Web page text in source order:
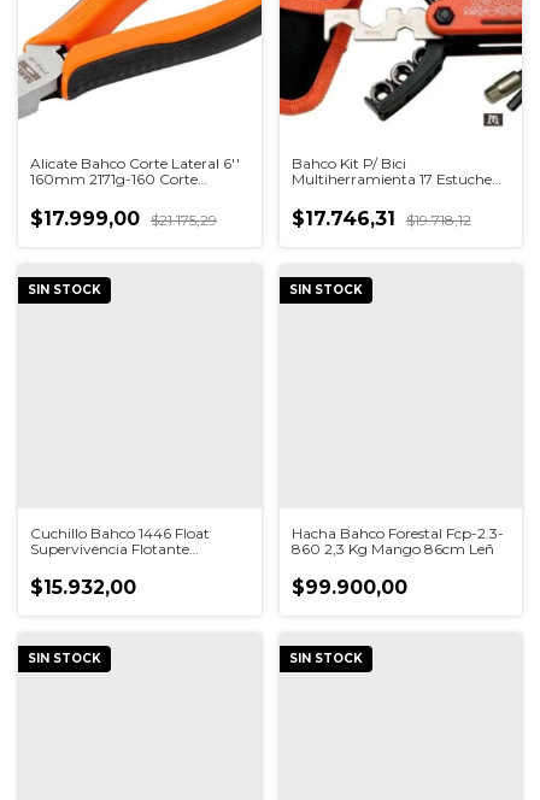
Alicate Bahco Corte Lateral 6''
160mm 2171g-160 Corte
$17.999,00 $21.175,29
Bahco Kit P/ Bici
Multiherramienta 17 Estuche
$17.746,31 $19.718,12
SIN STOCK
Cuchillo Bahco 1446 Float
Supervivencia Flotante
$15.932,00
SIN STOCK
Hacha Bahco Forestal Fcp-2.3-
860 2,3 Kg Mango 86cm Leñ
$99.900,00
SIN STOCK SIN STOCK